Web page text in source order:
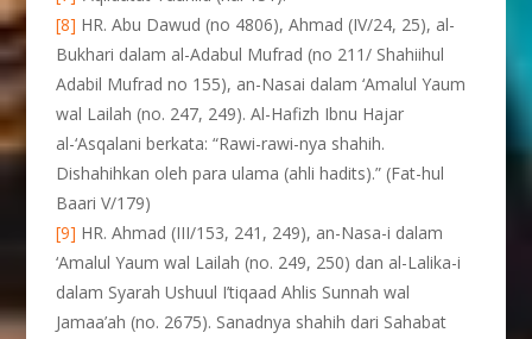
[8] HR. Abu Dawud (no 4806), Ahmad (IV/24, 25), al-
Bukhari dalam al-Adabul Mufrad (no 211/ Shahiihul
Adabil Mufrad no 155), an-Nasai dalam ‘Amalul Yaum
wal Lailah (no. 247, 249). Al-Hafizh Ibnu Hajar
al-‘Asqalani berkata: “Rawi-rawi-nya shahih.
Dishahihkan oleh para ulama (ahli hadits).” (Fat-hul
Baari V/179)
[9] HR. Ahmad (III/153, 241, 249), an-Nasa-i dalam
‘Amalul Yaum wal Lailah (no. 249, 250) dan al-Lalika-i
dalam Syarah Ushuul I’tiqaad Ahlis Sunnah wal
Jamaa’ah (no. 2675). Sanadnya shahih dari Sahabat